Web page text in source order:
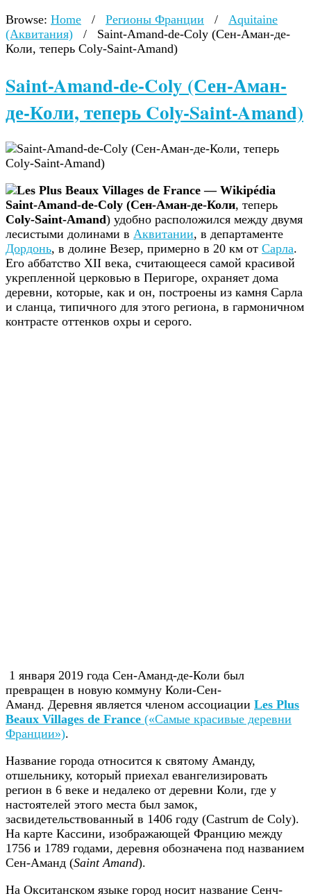
Browse: Home / Регионы Франции /
Aquitaine
(Аквитания)
/
Saint-Amand-de-Coly (Сен-Аман-де-
Коли, теперь Coly-Saint-Amand)
Saint-Amand-de-Coly (Сен-Аман-
де-Коли, теперь Coly-Saint-Amand)
Saint-Amand-de-Coly (Сен-Аман-де-Коли, теперь
Coly-Saint-Amand) удобно расположился между двумя
лесистыми долинами в Аквитании, в департаменте
Дордонь, в долине Везер, примерно в 20 км от Сарла.
Его аббатство XII века, считающееся самой красивой
укрепленной церковью в Перигоре, охраняет дома
деревни, которые, как и он, построены из камня Сарла
и сланца, типичного для этого региона, в гармоничном
контрасте оттенков охры и серого.
1 января 2019 года Сен-Аманд-де-Коли был
превращен в новую коммуну Коли-Сен-
Аманд. Деревня является членом ассоциации Les Plus
Beaux Villages de France («Самые красивые деревни
Франции»).
Название города относится к святому Аманду,
отшельнику, который приехал евангелизировать
регион в 6 веке и недалеко от деревни Коли, где у
настоятелей этого места был замок,
засвидетельствованный в 1406 году (Castrum de Coly).
На карте Кассини, изображающей Францию ​​между
1756 и 1789 годами, деревня обозначена под названием
Сен-Аманд (Saint Amand).
На Окситанском языке город носит название Сенч-